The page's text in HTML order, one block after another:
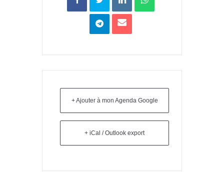
+ Ajouter à mon Agenda Google
+ iCal / Outlook export